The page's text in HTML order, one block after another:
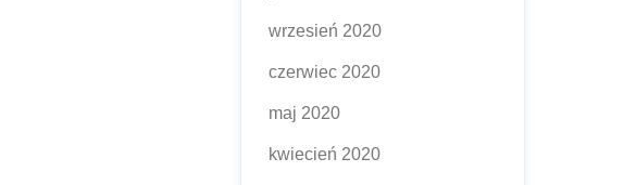
wrzesień 2020
czerwiec 2020
maj 2020
kwiecień 2020